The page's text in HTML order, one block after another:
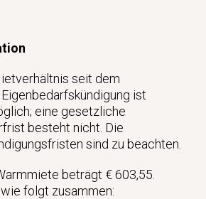
seit dem
ist
eine gesetzliche
besteht nicht. Die
sind zu beachten.
beträgt € 603,55.
folgt zusammen: